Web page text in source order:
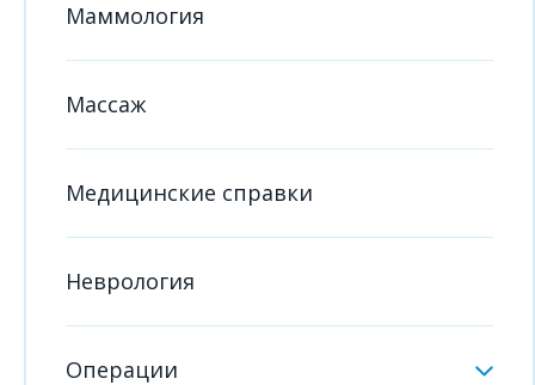
Маммология
Массаж
Медицинские справки
Неврология
Операции